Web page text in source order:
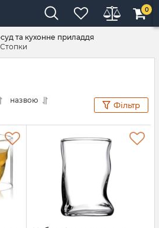
0
та кухонне приладдя
Стопки
назвою
Фільтр